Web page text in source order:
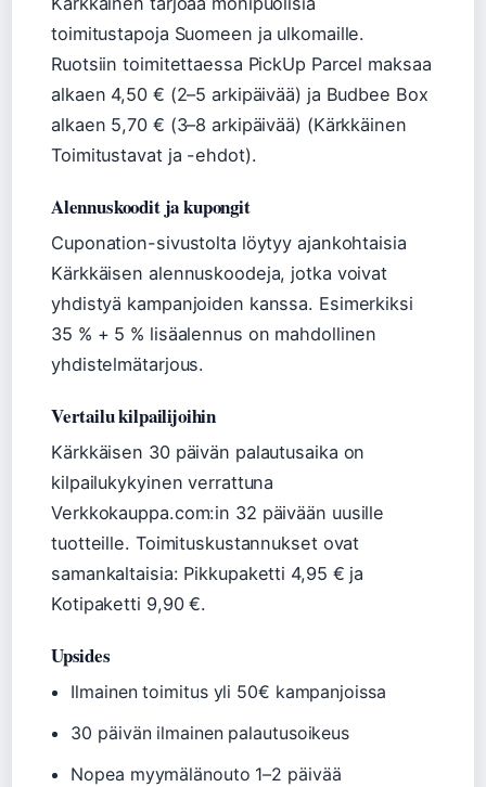
toimitustapoja Suomeen ja ulkomaille.
Ruotsiin toimitettaessa PickUp Parcel maksaa
alkaen 4,50 € (2–5 arkipäivää) ja Budbee Box
alkaen 5,70 € (3–8 arkipäivää) (Kärkkäinen
Toimitustavat ja -ehdot).
Alennuskoodit ja kupongit
Cuponation-sivustolta löytyy ajankohtaisia
Kärkkäisen alennuskoodeja, jotka voivat
yhdistyä kampanjoiden kanssa. Esimerkiksi
35 % + 5 % lisäalennus on mahdollinen
yhdistelmätarjous.
Vertailu kilpailijoihin
Kärkkäisen 30 päivän palautusaika on
kilpailukykyinen verrattuna
Verkkokauppa.com:in 32 päivään uusille
tuotteille. Toimituskustannukset ovat
samankaltaisia: Pikkupaketti 4,95 € ja
Kotipaketti 9,90 €.
Upsides
Ilmainen toimitus yli 50€ kampanjoissa
30 päivän ilmainen palautusoikeus
Nopea myymälänouto 1–2 päivää